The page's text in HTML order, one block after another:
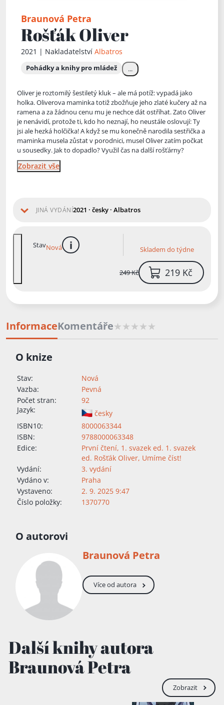
Braunová Petra
Rošťák Oliver
2021 | Nakladatelství Albatros
Pohádky a knihy pro mládež ...
Oliver je roztomilý šestiletý kluk – ale má potíž: vypadá jako
holka. Oliverova maminka totiž zbožňuje jeho zlaté kučery až na
ramena a za žádnou cenu mu je nechce dát ostříhat. Zato Oliver
je nenávidí, protože ti, kdo ho neznají, ho neustále oslovují: Ty
jsi ale hezká holčička! A když se mu konečně narodila sestřička a
maminka musela zůstat v porodnici, musel Oliver zatím počkat
u sousedky. Jak to dopadlo? Využil čas na další rošťárny?
Zobrazit vše
JINÁ VYDÁNÍ2021 · česky · Albatros
StavNová více informací Skladem do týdne
249 Kč 219 Kč
InformaceKomentáře
O knize
Stav:
Nová
Vazba:
Pevná
Počet stran:
92
Jazyk:
česky
ISBN10:
8000063344
ISBN:
9788000063348
Edice:
První čtení, 1. svazek ed. 1. svazek
ed. Rošťák Oliver, Umíme číst!
Vydání:
3. vydání
Vydáno v:
Praha
Vystaveno:
2. 9. 2025 9:47
Číslo položky:
1370770
O autorovi
Braunová Petra
Více od autora
Další knihy autora
Braunová Petra
Zobrazit